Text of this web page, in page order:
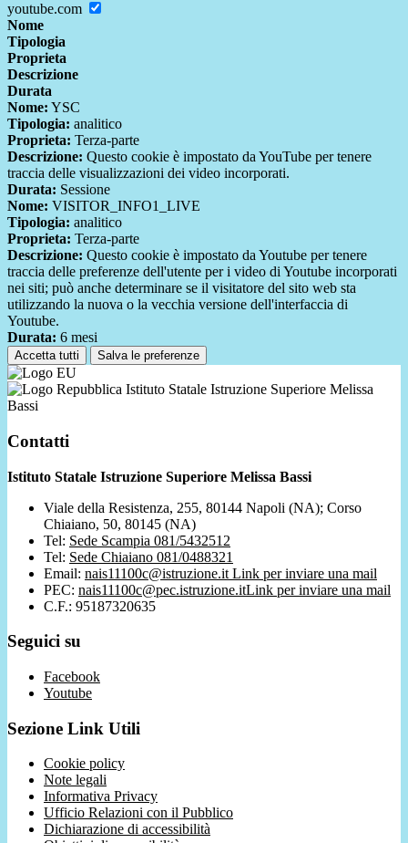
youtube.com
Nome
Tipologia
Proprieta
Descrizione
Durata
Nome: YSC
Tipologia: analitico
Proprieta: Terza-parte
Descrizione: Questo cookie è impostato da YouTube per tenere
traccia delle visualizzazioni dei video incorporati.
Durata: Sessione
Nome: VISITOR_INFO1_LIVE
Tipologia: analitico
Proprieta: Terza-parte
Descrizione: Questo cookie è impostato da Youtube per tenere
traccia delle preferenze dell'utente per i video di Youtube incorporati
nei siti; può anche determinare se il visitatore del sito web sta
utilizzando la nuova o la vecchia versione dell'interfaccia di
Youtube.
Durata: 6 mesi
Accetta tutti Salva le preferenze
Istituto Statale Istruzione Superiore Melissa
Bassi
Contatti
Istituto Statale Istruzione Superiore Melissa Bassi
Viale della Resistenza, 255, 80144 Napoli (NA); Corso
Chiaiano, 50, 80145 (NA)
Tel: Sede Scampia 081/5432512
Tel: Sede Chiaiano 081/0488321
Email: nais11100c@istruzione.it Link per inviare una mail
PEC: nais11100c@pec.istruzione.itLink per inviare una mail
C.F.: 95187320635
Seguici su
Facebook
Youtube
Sezione Link Utili
Cookie policy
Note legali
Informativa Privacy
Ufficio Relazioni con il Pubblico
Dichiarazione di accessibilità